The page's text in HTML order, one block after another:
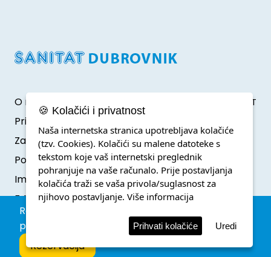
Rezervacija parkinga unutar zone posebnog
prometnog režima.
Rezervacija
O nama
Pristup informacijama
Zaštita osobnih podataka
Politika o kolačićima
Impressum
F.A.Q.
Developed by Klik IT
🍪 Kolačići i privatnost
Naša internetska stranica upotrebljava kolačiće
(tzv. Cookies). Kolačići su malene datoteke s
tekstom koje vaš internetski preglednik
pohranjuje na vaše računalo. Prije postavljanja
kolačića traži se vaša privola/suglasnost za
njihovo postavljanje. Više informacija
Prihvati kolačiće Uredi